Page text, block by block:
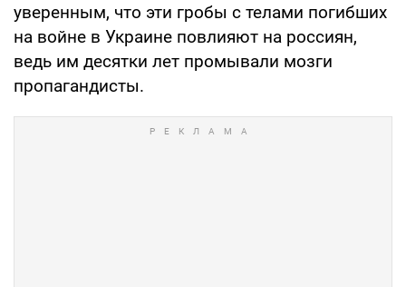
уверенным, что эти гробы с телами погибших
на войне в Украине повлияют на россиян,
ведь им десятки лет промывали мозги
пропагандисты.